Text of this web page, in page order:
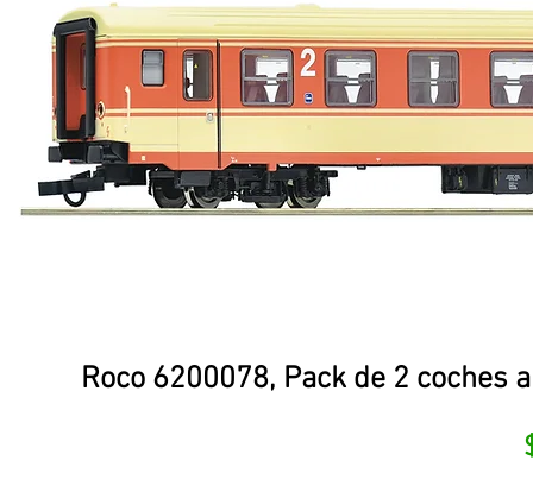
Roco 6200078, Pack de 2 coches